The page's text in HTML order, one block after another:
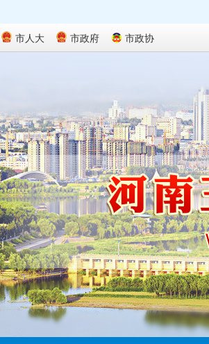
市人大 市政府 市政协